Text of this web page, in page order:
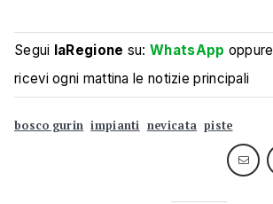
Segui laRegione su:WhatsApp oppure
ricevi ogni mattina le notizie principali
bosco gurin impianti nevicata piste